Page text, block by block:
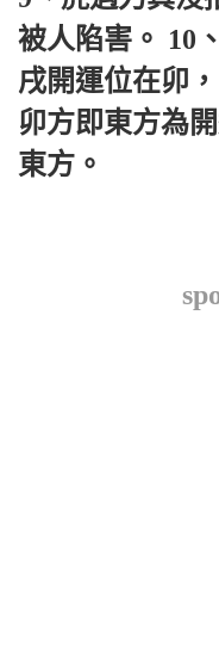
被人陷害。 10
戌開運位在卯
卯方即東方為
東方。